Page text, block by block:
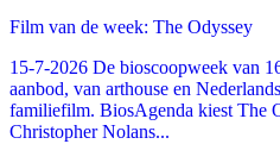
Film van de week: The Odyssey
15-7-2026 De bioscoopweek van
aanbod, van arthouse en
familiefilm. BiosAgenda kiest The
Christopher Nolans...